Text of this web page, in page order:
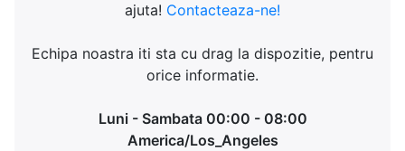
ajuta! Contacteaza-ne!
Echipa noastra iti sta cu drag la dispozitie, pentru
orice informatie.
Luni - Sambata 00:00 - 08:00
America/Los_Angeles